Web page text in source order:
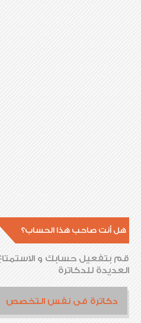
هل أنت صاحب هذا الحساب؟
قم بتفعيل حسابك و الاستمتاع
العديدة للدكاترة
دكاترة فى نفس التخصص